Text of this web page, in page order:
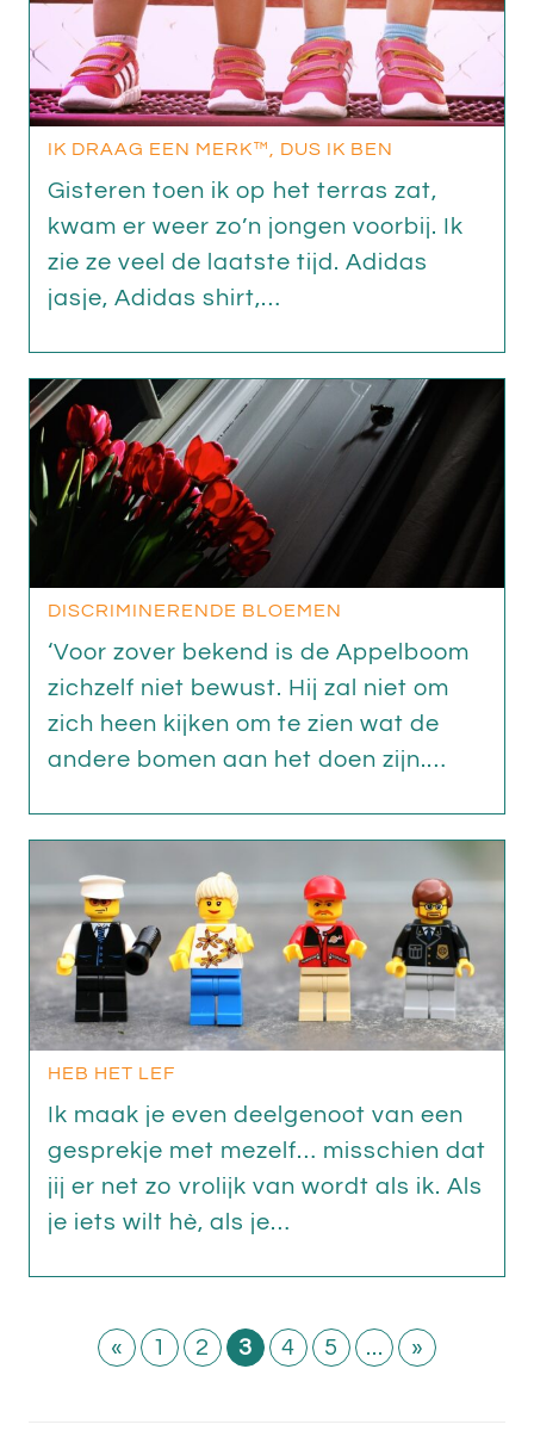
IK DRAAG EEN MERK™, DUS IK BEN
Gisteren toen ik op het terras zat,
kwam er weer zo’n jongen voorbij. Ik
zie ze veel de laatste tijd. Adidas
jasje, Adidas shirt,…
DISCRIMINERENDE BLOEMEN
‘Voor zover bekend is de Appelboom
zichzelf niet bewust. Hij zal niet om
zich heen kijken om te zien wat de
andere bomen aan het doen zijn.…
HEB HET LEF
Ik maak je even deelgenoot van een
gesprekje met mezelf… misschien dat
jij er net zo vrolijk van wordt als ik. Als
je iets wilt hè, als je…
« 1 2 3 4 5 ... »